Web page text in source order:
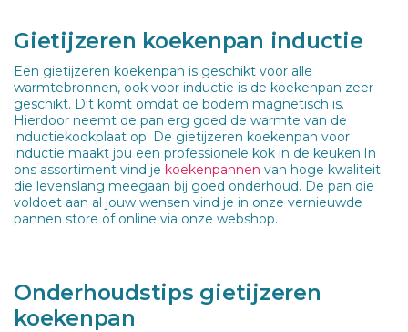
Gietijzeren koekenpan inductie
Een gietijzeren koekenpan is geschikt voor alle
warmtebronnen, ook voor inductie is de koekenpan zeer
geschikt. Dit komt omdat de bodem magnetisch is.
Hierdoor neemt de pan erg goed de warmte van de
inductiekookplaat op. De gietijzeren koekenpan voor
inductie maakt jou een professionele kok in de keuken.In
ons assortiment vind je koekenpannen van hoge kwaliteit
die levenslang meegaan bij goed onderhoud. De pan die
voldoet aan al jouw wensen vind je in onze vernieuwde
pannen store of online via onze webshop.
Onderhoudstips gietijzeren
koekenpan